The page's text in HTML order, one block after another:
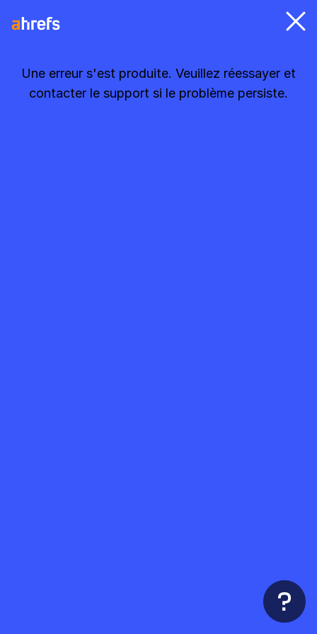
Une erreur s'est produite. Veuillez réessayer et
contacter le support si le problème persiste.